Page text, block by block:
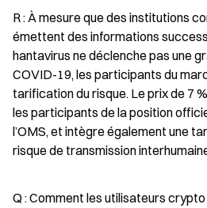
R : À mesure que des institutions
émettent des informations
hantavirus ne déclenche pas une
COVID-19, les participants du
tarification du risque. Le prix de 7
les participants de la position
l’OMS, et intègre également une
risque de transmission
Q : Comment les utilisateurs